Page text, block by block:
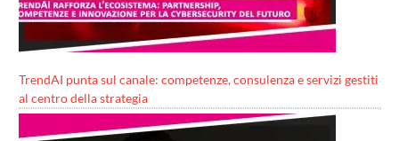
TrendAI punta sul canale: competenze, consulenza e servizi gestiti
al centro della strategia